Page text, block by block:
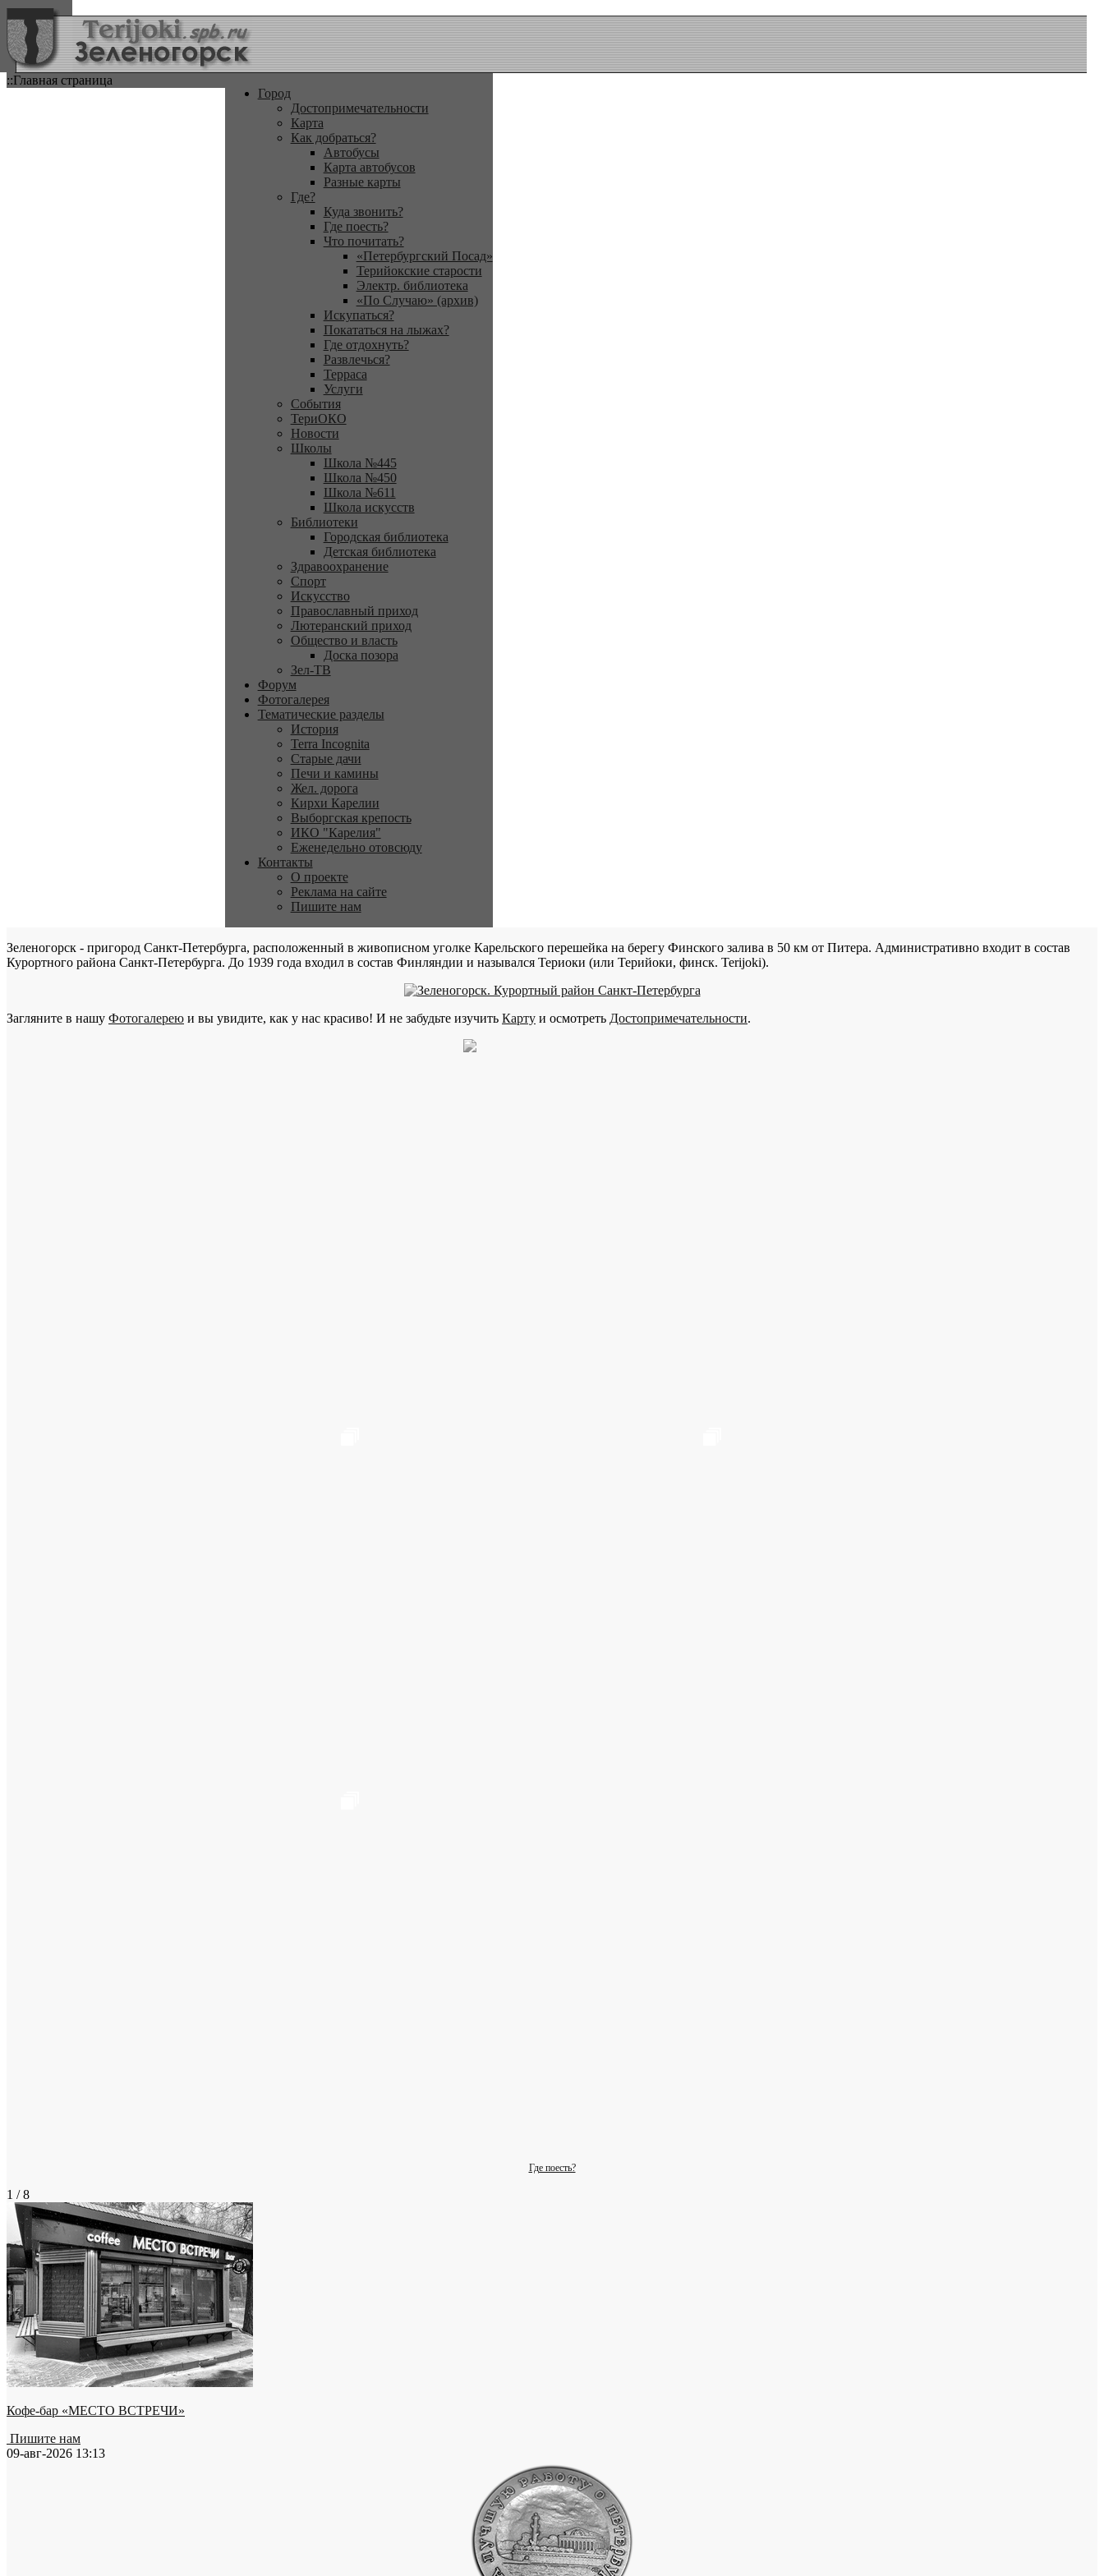
::Главная страница
Город
Достопримечательности
Карта
Как добраться?
Автобусы
Карта автобусов
Разные карты
Где?
Куда звонить?
Где поесть?
Что почитать?
«Петербургский Посад»
Терийокские старости
Электр. библиотека
«По Случаю» (архив)
Искупаться?
Покататься на лыжах?
Где отдохнуть?
Развлечься?
Терраса
Услуги
События
ТериОКО
Новости
Школы
Школа №445
Школа №450
Школа №611
Школа искусств
Библиотеки
Городская библиотека
Детская библиотека
Здравоохранение
Спорт
Искусство
Православный приход
Лютеранский приход
Общество и власть
Доска позора
Зел-ТВ
Форум
Фотогалерея
Тематические разделы
История
Terra Incognita
Старые дачи
Печи и камины
Жел. дорога
Кирхи Карелии
Выборгская крепость
ИКО "Карелия"
Еженедельно отовсюду
Контакты
О проекте
Реклама на сайте
Пишите нам
Зеленогорск - пригород Санкт-Петербурга, расположенный в живописном уголке Карельского перешейка на берегу Финского залива в 50 км от Питера. Административно входит в состав
Курортного района Санкт-Петербурга. До 1939 года входил в состав Финляндии и назывался Териоки (или Терийоки, финск. Terijoki).
Загляните в нашу Фотогалерею и вы увидите, как у нас красиво! И не забудьте изучить Карту и осмотреть Достопримечательности.
Где поесть?
1 / 8
Кофе-бар «МЕСТО ВСТРЕЧИ»
Пишите нам
09-авг-2026 13:13